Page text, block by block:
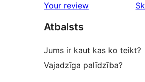
Your review
Atbalsts
Jums ir kaut kas ko teikt?
Vajadzīga palīdzība?